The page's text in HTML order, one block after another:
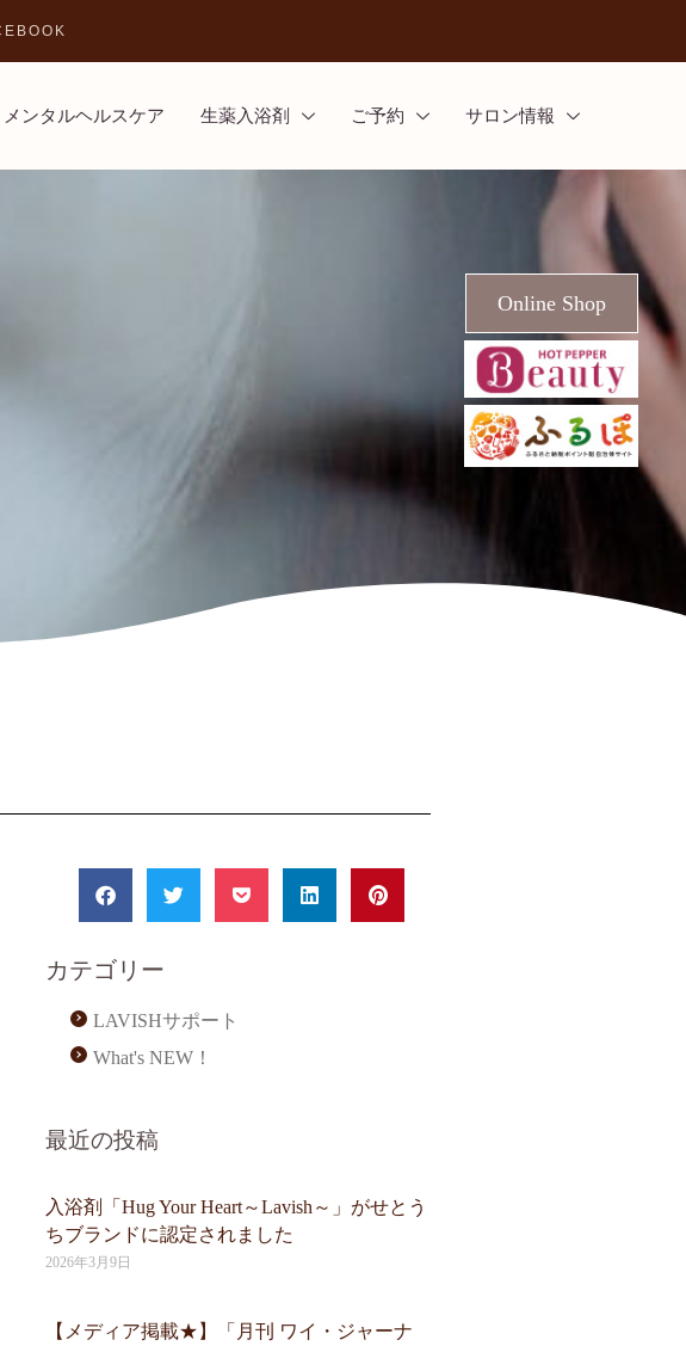
メンタルヘルスケア 生薬入浴剤 ご予約 サロン情報
Online Shop
カテゴリー
LAVISHサポート
What's NEW！
最近の投稿
入浴剤「Hug Your Heart～Lavish～」がせとう
ちブランドに認定されました
2026年3月9日
【メディア掲載★】「月刊 ワイ・ジャーナ